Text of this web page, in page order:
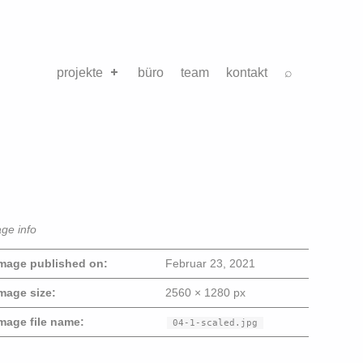
projekte büro team kontakt ⌕
info
published on: Februar 23, 2021
size: 2560 × 1280 px
file name: 04-1-scaled.jpg